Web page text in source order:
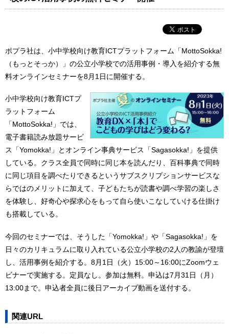
ポプラ社は、小中学校向け教育ICTプラットフォーム「MottoSokka!
（もっとそっか）」の公立小学校での活用事例・導入を紹介する無
料オンラインセミナーを8月1日に開催する。
小中学校向け教育ICTプ
ラットフォーム
「MottoSokka!」では、
電子書籍読み放題サービ
ス「Yomokka!」とオンライン事典サービス「Sagasokka!」を提供
している。クラス全員で同時に同じ本を読んだり、百科事典で同時
に同じ項目を調べたりできるというサブスクリプションサービスな
らではのメリットに加えて、子どもたちが読書や調べ学習の楽しさ
を体験し、好奇心や探求心をもって自ら使いこなしていける仕掛け
も搭載している。
今回のセミナーでは、そうした「Yomokka!」や「Sagasokka!」を
日々のカリキュラムに取り入れている公立小学校の2人の教諭が登壇
し、活用事例を紹介する。8月1日（火）15:00～16:00にZoomウェ
ビナーで実施する。定員なし。参加は無料。申込は7月31日（月）
13:00まで。申込者全員に後日アーカイブ動画を送付する。
関連URL